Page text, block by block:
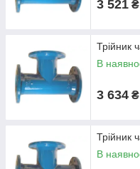
3 521 ₴
Трійник
В
3 634 ₴
Трійник
В